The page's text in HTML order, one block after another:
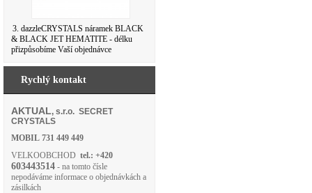
3. dazzleCRYSTALS náramek BLACK
& BLACK JET HEMATITE - délku
přizpůsobíme Vaší objednávce
Rychlý kontakt
AKTUAL, s.r.o. SECRET
CRYSTALS
MOBIL 731 449 449
VELKOOBCHOD tel.: +420
603443514 - na tomto čísle
nepodáváme informace o objednávkách a
zásilkách